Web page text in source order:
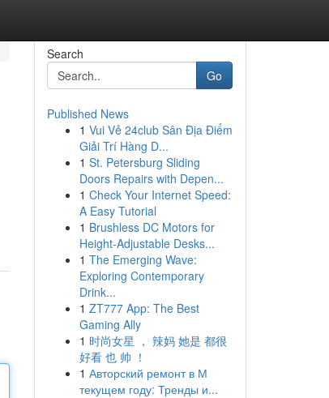
Search
Go
Published News
1 Vui Vẻ 24club Sân Địa Điểm
Giải Trí Hàng D...
1 St. Petersburg Sliding
Doors Repairs with Depen...
1 Check Your Internet Speed:
A Easy Tutorial
1 Brushless DC Motors for
Height-Adjustable Desks...
1 The Emerging Wave:
Exploring Contemporary
Drink...
1 ZT777 App: The Best
Gaming Ally
1 时尚女星 ， 辣妈 她是 都很
好看 也 帅 ！
1 Авторский ремонт в М
текущем году: Тренды и...